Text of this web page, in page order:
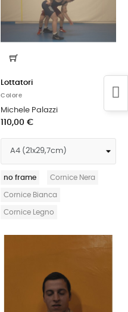
Lottatori
Colore
Michele Palazzi
110,00 €
no frame Cornice Nera
Cornice Bianca
Cornice Legno